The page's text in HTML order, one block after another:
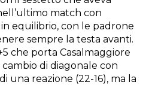
match con
equilibrio, con le padrone
sempre la testa avanti.
che porta Casalmaggiore
cambio di diagonale con
una reazione (22-16), ma la